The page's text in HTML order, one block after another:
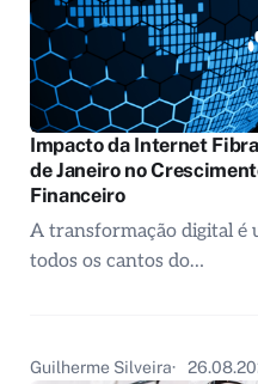
Impacto da Internet
de Janeiro no
Financeiro
A transformação digital é
todos os cantos do…
Guilherme Silveira